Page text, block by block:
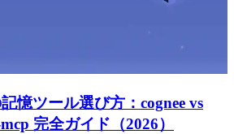
憶ツール選び方：cognee vs
完全ガイド（2026）